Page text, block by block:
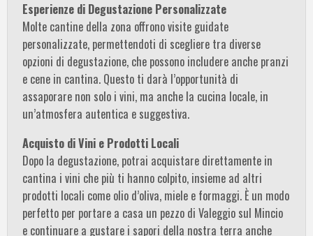
Esperienze di Degustazione Personalizzate
Molte cantine della zona offrono visite guidate
personalizzate, permettendoti di scegliere tra diverse
opzioni di degustazione, che possono includere anche pranzi
e cene in cantina. Questo ti darà l’opportunità di
assaporare non solo i vini, ma anche la cucina locale, in
un’atmosfera autentica e suggestiva.
Acquisto di Vini e Prodotti Locali
Dopo la degustazione, potrai acquistare direttamente in
cantina i vini che più ti hanno colpito, insieme ad altri
prodotti locali come olio d’oliva, miele e formaggi. È un modo
perfetto per portare a casa un pezzo di Valeggio sul Mincio
e continuare a gustare i sapori della nostra terra anche